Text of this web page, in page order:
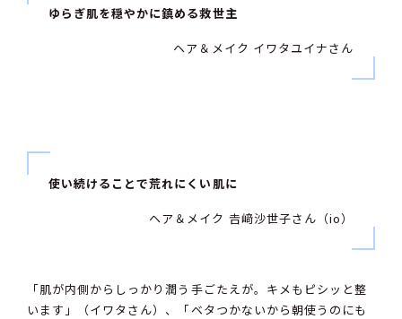
ゆらぎ肌を穏やかに鎮める救世主
ヘア＆メイク イワタユイナさん
使い続けることで荒れにくい肌に
ヘア＆メイク 𠮷﨑沙世子さん（io）
「肌が内側からしっかり潤う手ごたえが。キメもピシッと整
います」（イワタさん）、「ベタつかないから朝使うのにも